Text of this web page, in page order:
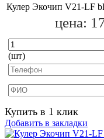
Кулер Экочип V21-LF
цена:
(шт)
Купить в 1 клик
Добавить в закладки